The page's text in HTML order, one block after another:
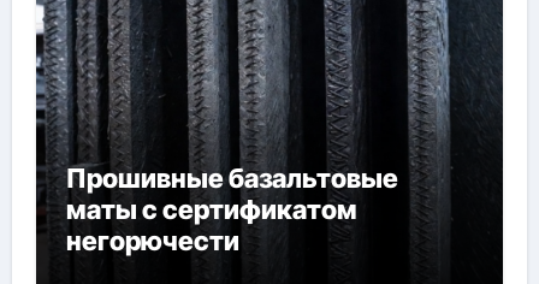
Прошивные базальтовые
маты с сертификатом
негорючести